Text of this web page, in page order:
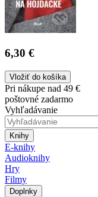
6,30 €
Vložiť do košíka
Pri nákupe nad 49 €
poštovné zadarmo
Vyhľadávanie
Knihy
E-knihy
Audioknihy
Hry
Filmy
Doplnky